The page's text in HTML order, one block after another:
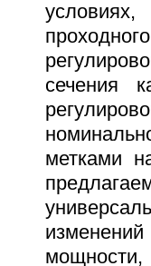
сечения
метками